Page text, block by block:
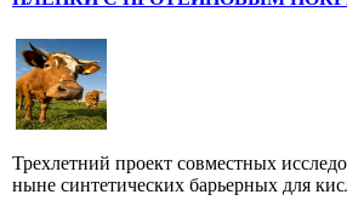
Трехлетний проект совместных
ныне синтетических барьерных для